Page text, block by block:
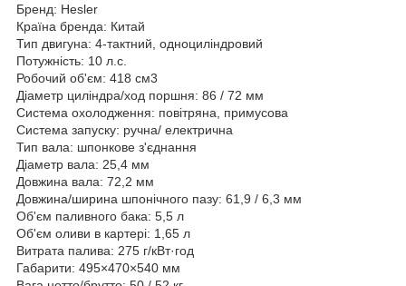
Бренд: Hesler
Країна бренда: Китай
Тип двигуна: 4-тактний, одноциліндровий
Потужність: 10 л.с.
Робочий об'єм: 418 см3
Діаметр циліндра/ход поршня: 86 / 72 мм
Система охолодження: повітряна, примусова
Система запуску: ручна/ електрична
Тип вала: шпонкове з'єднання
Діаметр вала: 25,4 мм
Довжина вала: 72,2 мм
Довжина/ширина шпонічного пазу: 61,9 / 6,3 мм
Об'єм паливного бака: 5,5 л
Об'єм оливи в картері: 1,65 л
Витрата палива: 275 г/кВт·год
Габарити: 495×470×540 мм